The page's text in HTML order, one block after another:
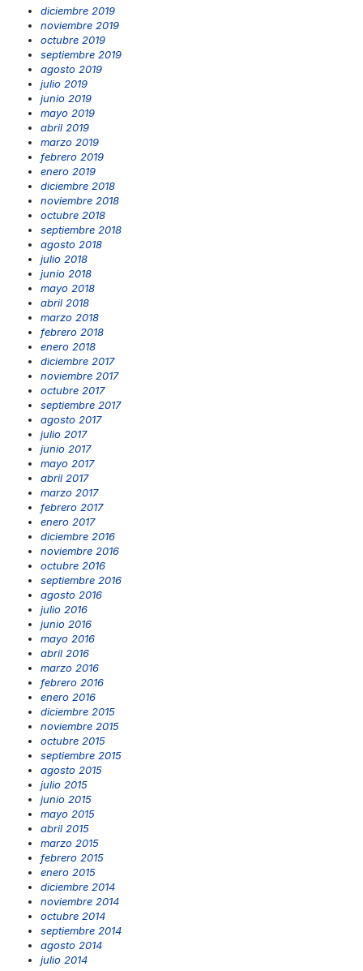
diciembre 2019
noviembre 2019
octubre 2019
septiembre 2019
agosto 2019
julio 2019
junio 2019
mayo 2019
abril 2019
marzo 2019
febrero 2019
enero 2019
diciembre 2018
noviembre 2018
octubre 2018
septiembre 2018
agosto 2018
julio 2018
junio 2018
mayo 2018
abril 2018
marzo 2018
febrero 2018
enero 2018
diciembre 2017
noviembre 2017
octubre 2017
septiembre 2017
agosto 2017
julio 2017
junio 2017
mayo 2017
abril 2017
marzo 2017
febrero 2017
enero 2017
diciembre 2016
noviembre 2016
octubre 2016
septiembre 2016
agosto 2016
julio 2016
junio 2016
mayo 2016
abril 2016
marzo 2016
febrero 2016
enero 2016
diciembre 2015
noviembre 2015
octubre 2015
septiembre 2015
agosto 2015
julio 2015
junio 2015
mayo 2015
abril 2015
marzo 2015
febrero 2015
enero 2015
diciembre 2014
noviembre 2014
octubre 2014
septiembre 2014
agosto 2014
julio 2014